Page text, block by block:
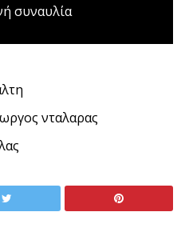
συναυλία
νταλαρας